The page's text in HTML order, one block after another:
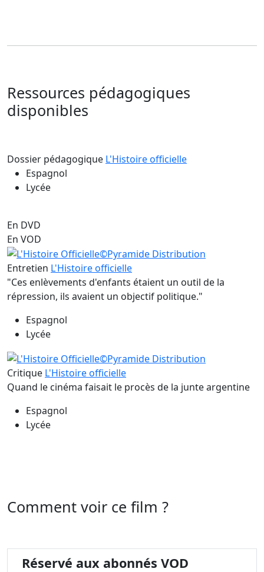
Ressources pédagogiques
disponibles
Dossier pédagogique L'Histoire officielle
Espagnol
Lycée
En DVD
En VOD
Entretien L'Histoire officielle
"Ces enlèvements d'enfants étaient un outil de la
répression, ils avaient un objectif politique."
Espagnol
Lycée
Critique L'Histoire officielle
Quand le cinéma faisait le procès de la junte argentine
Espagnol
Lycée
Comment voir ce film ?
Réservé aux abonnés VOD